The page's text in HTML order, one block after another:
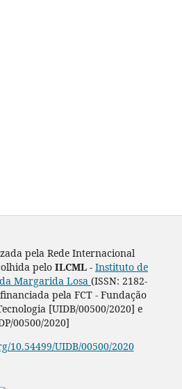
pela Rede Internacional
pelo ILCML - Instituto de
Margarida Losa (ISSN: 2182-
pela FCT - Fundação
[UIDB/00500/2020] e
00500/2020]
10.54499/UIDB/00500/2020